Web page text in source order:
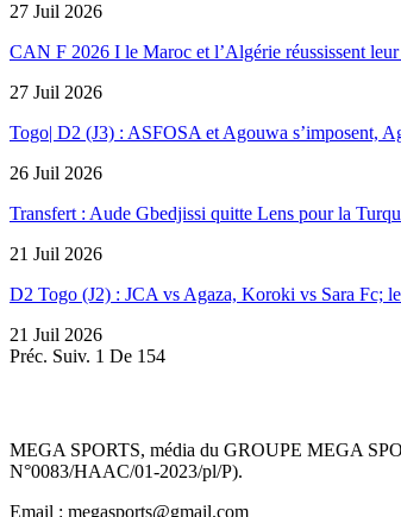
27 Juil 2026
CAN F 2026 I le Maroc et l’Algérie réussissent
27 Juil 2026
Togo| D2 (J3) : ASFOSA et Agouwa s’imposent,
26 Juil 2026
Transfert : Aude Gbedjissi quitte Lens pour la
21 Juil 2026
D2 Togo (J2) : JCA vs Agaza, Koroki vs Sara Fc;
21 Juil 2026
Préc. Suiv. 1 De 154
MEGA SPORTS, média du GROUPE MEGA
N°0083/HAAC/01-2023/pl/P).
Email : megasports@gmail.com